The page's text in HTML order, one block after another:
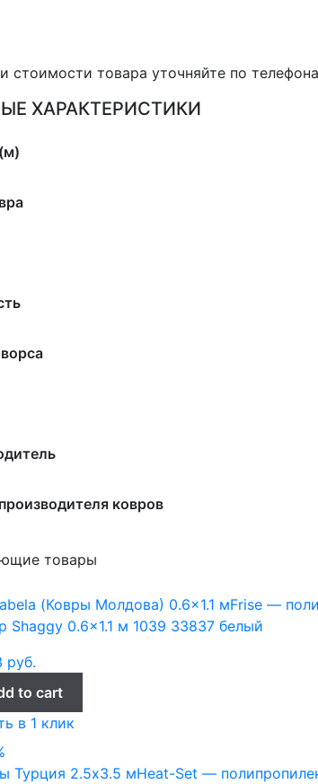
стоимости товара уточняйте по
ХАРАКТЕРИСТИКИ
ковров
товары
(Ковры Молдова) 0.6x1.1 мFrise —
Shaggy 0.6×1.1 м 1039 33837 белый
руб.
to cart
в 1 клик
Турция 2.5x3.5 мHeat-Set —